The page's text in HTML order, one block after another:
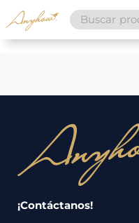
Search
for:
¡Contáctanos!
Nosotros
Servicios
Catálogo
Regalos